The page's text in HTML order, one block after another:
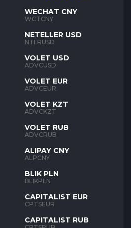
WECHAT CNY
WCTCNY
NETELLER USD
NTLRUSD
VOLET USD
ADVCUSD
VOLET EUR
ADVCEUR
VOLET KZT
ADVCKZT
VOLET RUB
ADVCRUB
ALIPAY CNY
ALPCNY
BLIK PLN
BLIKPLN
CAPITALIST EUR
CPTSEUR
CAPITALIST RUB